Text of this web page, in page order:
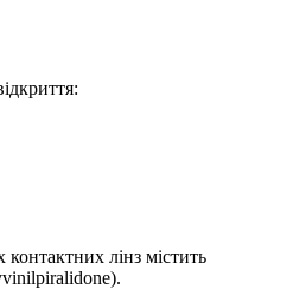
контактних лінз містить
).